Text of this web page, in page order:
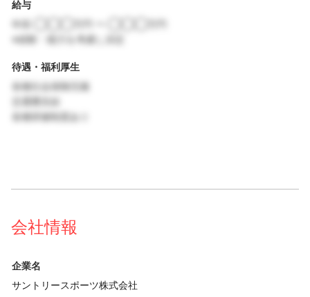
給与
※経験・能力を考慮し決定
待遇・福利厚生
各種社会保険完備
交通費支給
各種研修制度あり
会社情報
企業名
サントリースポーツ株式会社